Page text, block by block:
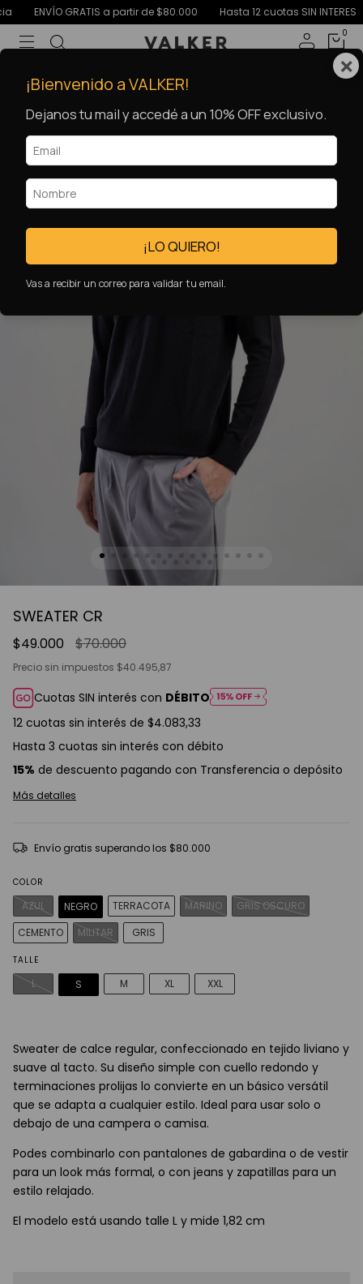
ENVÍO GRATIS a partir de $80.000 Hasta 12 cuotas SIN INTERES
0
%OFF
SWEATER CR
$49.000 $70.000
Precio sin impuestos $40.495,87
Cuotas SIN interés con DÉBITO
12 cuotas sin interés de $4.083,33
Hasta 3 cuotas sin interés con débito
15% de descuento pagando con Transferencia o depósito
Más detalles
Envío gratis superando los $80.000
COLOR
AZUL NEGRO TERRACOTA MARINO
GRIS OSCURO
CEMENTO
MILITAR GRIS
TALLE
L S M XL XXL
Sweater de calce regular, confeccionado en tejido liviano y
suave al tacto. Su diseño simple con cuello redondo y
terminaciones prolijas lo convierte en un básico versátil
que se adapta a cualquier estilo. Ideal para usar solo o
debajo de una campera o camisa.
Podes combinarlo con pantalones de gabardina o de vestir
para un look más formal, o con jeans y zapatillas para un
estilo relajado.
El modelo está usando talle L y mide 1,82 cm
×
¡Bienvenido a VALKER!
Dejanos tu mail y accedé a un 10% OFF exclusivo.
¡LO QUIERO!
Vas a recibir un correo para validar tu email.